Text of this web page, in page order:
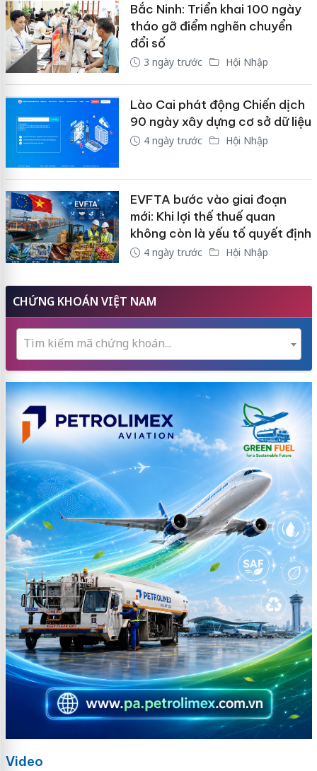
Bắc Ninh: Triển khai 100 ngày
tháo gỡ điểm nghẽn chuyển
đổi số
3 ngày trước Hội Nhập
Lào Cai phát động Chiến dịch
90 ngày xây dựng cơ sở dữ liệu
4 ngày trước Hội Nhập
EVFTA bước vào giai đoạn
mới: Khi lợi thế thuế quan
không còn là yếu tố quyết định
4 ngày trước Hội Nhập
CHỨNG KHOÁN VIỆT NAM
Tìm kiếm mã chứng khoán...
Video